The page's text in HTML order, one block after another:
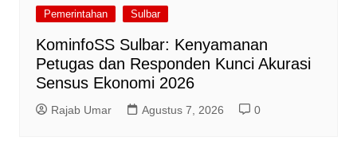
Pemerintahan Sulbar
KominfoSS Sulbar: Kenyamanan
Petugas dan Responden Kunci Akurasi
Sensus Ekonomi 2026
Rajab Umar Agustus 7, 2026 0